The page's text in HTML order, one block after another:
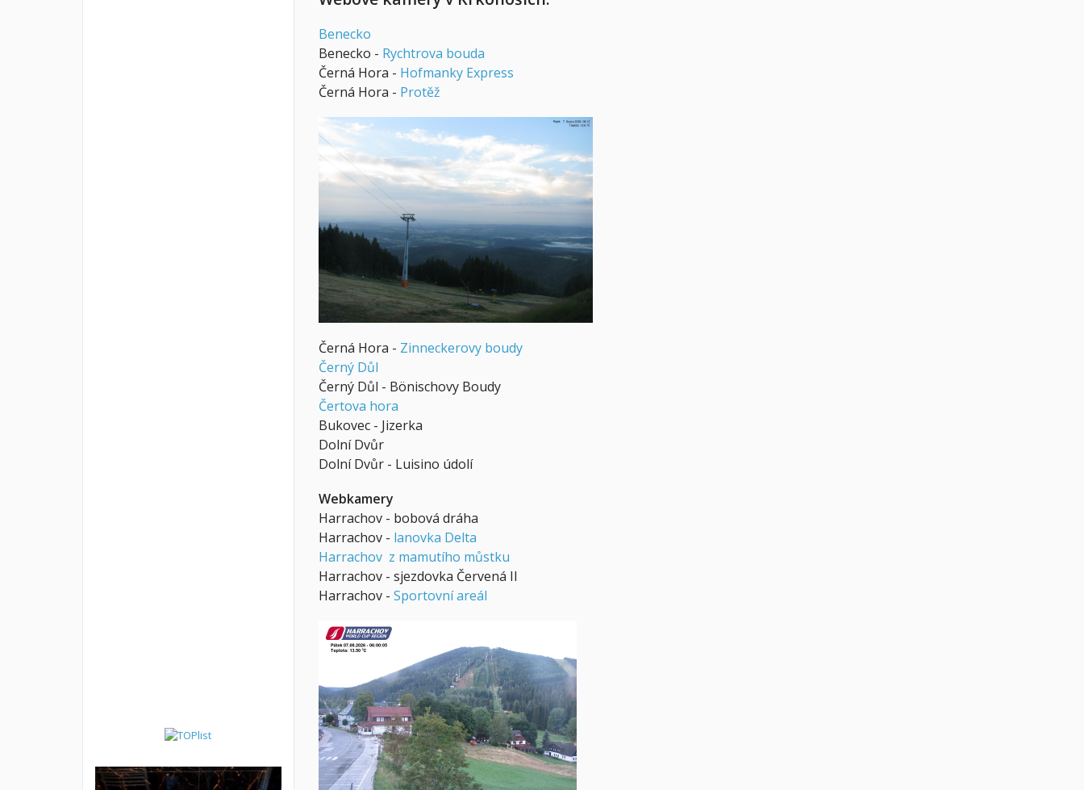
Benecko
Benecko - Rychtrova bouda
Černá Hora - Hofmanky Express
Černá Hora - Protěž
Černá Hora - Zinneckerovy boudy
Černý Důl
Černý Důl - Bönischovy Boudy
Čertova hora
Bukovec - Jizerka
Dolní Dvůr
Dolní Dvůr - Luisino údolí
Webkamery
Harrachov - bobová dráha
Harrachov - lanovka Delta
Harrachov z mamutího můstku
Harrachov - sjezdovka Červená II
Harrachov - Sportovní areál